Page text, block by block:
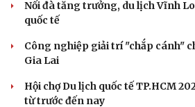
Nối đà tăng trưởng, du lịch Vĩnh
quốc tế
Công nghiệp giải trí "chắp cánh"
Gia Lai
Hội chợ Du lịch quốc tế TP.HCM
từ trước đến nay